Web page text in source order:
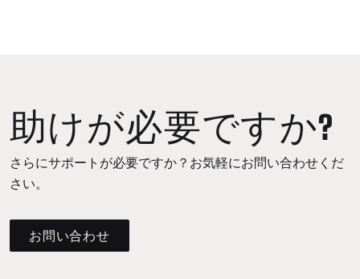
助けが必要ですか?
さらにサポートが必要ですか？お気軽にお問い合わせくだ
さい。
お問い合わせ